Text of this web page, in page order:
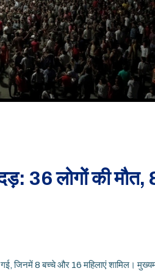
36 लोगों की मौत,
जिनमें 8 बच्चे और 16 महिलाएं शामिल।